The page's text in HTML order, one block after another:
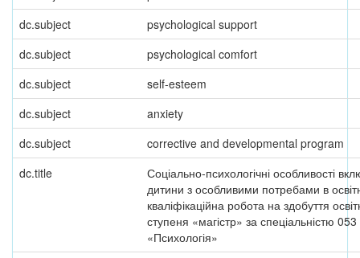
dc.subject
psychological support
dc.subject
psychological comfort
dc.subject
self-esteem
dc.subject
anxiety
dc.subject
corrective and developmental program
dc.title
Соціально-психологічні особливості
дитини з особливими потребами в
кваліфікаційна робота на здобуття
ступеня «магістр» за спеціальністю 053
«Психологія»